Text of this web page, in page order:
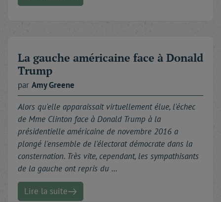
La gauche américaine face à Donald
Trump
par AmyGreene
Alors qu'elle apparaissait virtuellement élue, l'échec
de Mme Clinton face à Donald Trump à la
présidentielle américaine de novembre 2016 a
plongé l'ensemble de l'électorat démocrate dans la
consternation. Très vite, cependant, les sympathisants
de la gauche ont repris du …
Lire la suite